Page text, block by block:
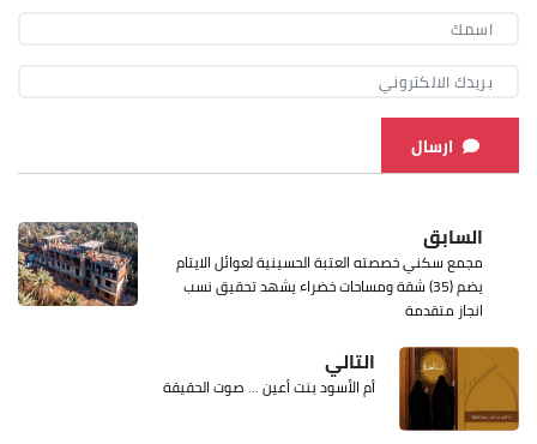
ارسال
السابق
مجمع سكني خصصته العتبة الحسينية لعوائل الايتام
يضم (35) شقة ومساحات خضراء يشهد تحقيق نسب
انجاز متقدمة
التالي
أم الأسود بنت أعين ... صوت الحقيقة